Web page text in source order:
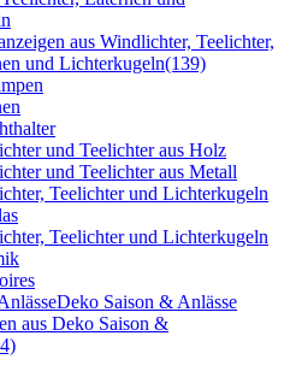
aus Windlichter, Teelichter,
und Lichterkugeln(139)
und Teelichter aus Holz
und Teelichter aus Metall
Teelichter und Lichterkugeln
Teelichter und Lichterkugeln
Deko Saison & Anlässe
aus Deko Saison &